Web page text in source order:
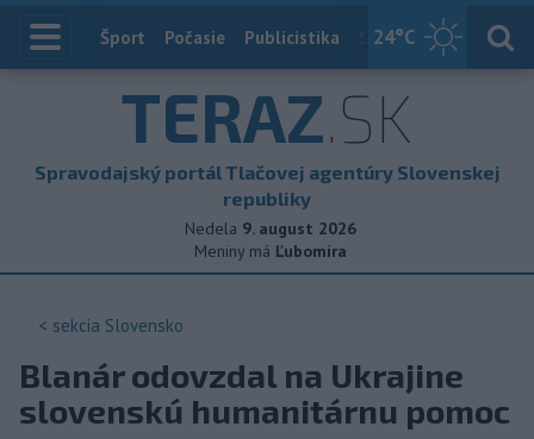
24°C
Index
Šport Počasie Publicistika Slovensko
TERAZ.SK
Spravodajský portál Tlačovej agentúry Slovenskej
republiky
Nedela 9. august 2026
Meniny má Ľubomíra
< sekcia Slovensko
Blanár odovzdal na Ukrajine
slovenskú humanitárnu pomoc